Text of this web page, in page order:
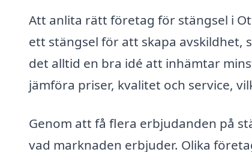
Att anlita rätt företag för stängsel i
ett stängsel för att skapa avskildhet,
det alltid en bra idé att inhämtar
jämföra priser, kvalitet och service,
Genom att få flera erbjudanden på
vad marknaden erbjuder. Olika